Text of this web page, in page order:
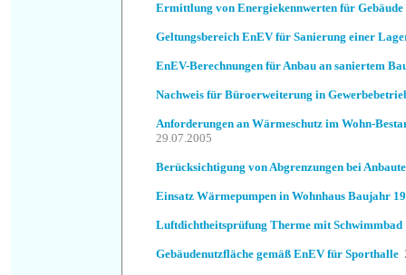
Ermittlung von Energiekennwerten für Gebäude
Geltungsbereich EnEV für Sanierung einer
EnEV-Berechnungen für Anbau an saniertem
Nachweis für Büroerweiterung in
Anforderungen an Wärmeschutz im Wohn-
29.07.2005
Berücksichtigung von Abgrenzungen bei
Einsatz Wärmepumpen in Wohnhaus Baujahr
Luftdichtheitsprüfung Therme mit Schwimmbad
Gebäudenutzfläche gemäß EnEV für Sporthalle